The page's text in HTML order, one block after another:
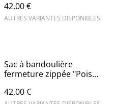
simili cuir noir
42,00 €
AUTRES VARIANTES DISPONIBLES
Sac à bandoulière
fermeture zippée "Pois
noir
42,00 €